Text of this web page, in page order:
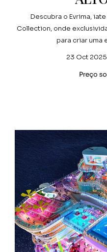
Descubra o Evrima,
Collection, onde
para criar uma
23 Oct
Preço